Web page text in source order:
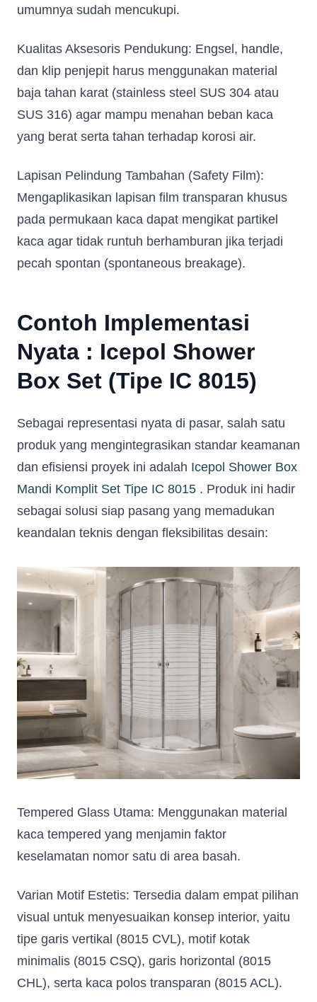
umumnya sudah mencukupi.
Kualitas Aksesoris Pendukung: Engsel, handle,
dan klip penjepit harus menggunakan material
baja tahan karat (stainless steel SUS 304 atau
SUS 316) agar mampu menahan beban kaca
yang berat serta tahan terhadap korosi air.
Lapisan Pelindung Tambahan (Safety Film):
Mengaplikasikan lapisan film transparan khusus
pada permukaan kaca dapat mengikat partikel
kaca agar tidak runtuh berhamburan jika terjadi
pecah spontan (spontaneous breakage).
Contoh Implementasi
Nyata : Icepol Shower
Box Set (Tipe IC 8015)
Sebagai representasi nyata di pasar, salah satu
produk yang mengintegrasikan standar keamanan
dan efisiensi proyek ini adalah Icepol Shower Box
Mandi Komplit Set Tipe IC 8015 . Produk ini hadir
sebagai solusi siap pasang yang memadukan
keandalan teknis dengan fleksibilitas desain:
Tempered Glass Utama: Menggunakan material
kaca tempered yang menjamin faktor
keselamatan nomor satu di area basah.
Varian Motif Estetis: Tersedia dalam empat pilihan
visual untuk menyesuaikan konsep interior, yaitu
tipe garis vertikal (8015 CVL), motif kotak
minimalis (8015 CSQ), garis horizontal (8015
CHL), serta kaca polos transparan (8015 ACL).